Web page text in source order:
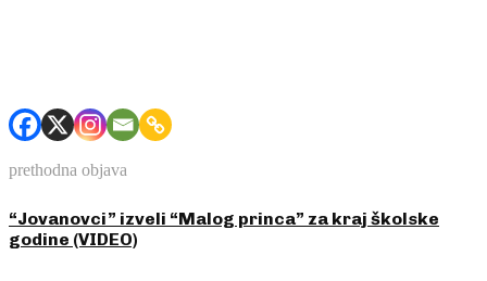
prethodna objava
“Jovanovci” izveli “Malog princa” za kraj školske
godine (VIDEO)